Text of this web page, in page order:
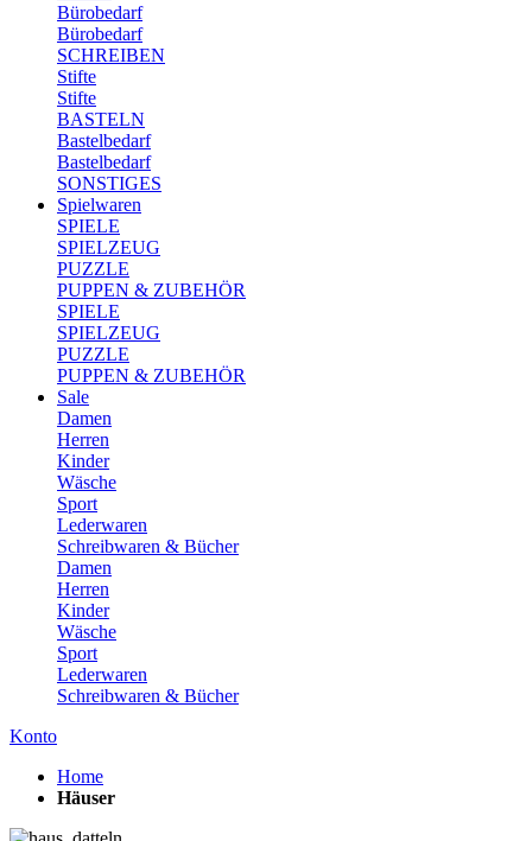
Bürobedarf
Bürobedarf
SCHREIBEN
Stifte
Stifte
BASTELN
Bastelbedarf
Bastelbedarf
SONSTIGES
Spielwaren
SPIELE
SPIELZEUG
PUZZLE
PUPPEN & ZUBEHÖR
SPIELE
SPIELZEUG
PUZZLE
PUPPEN & ZUBEHÖR
Sale
Damen
Herren
Kinder
Wäsche
Sport
Lederwaren
Schreibwaren & Bücher
Damen
Herren
Kinder
Wäsche
Sport
Lederwaren
Schreibwaren & Bücher
Konto
Home
Häuser